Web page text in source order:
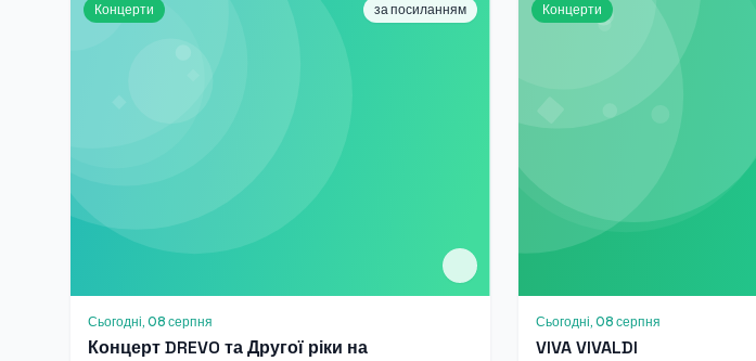
Концерти за посиланням
Сьогодні, 08 серпня
Концерт DREVO та Другої ріки на
Концерти
Сьогодні, 08 серпня
VIVA VIVALDI